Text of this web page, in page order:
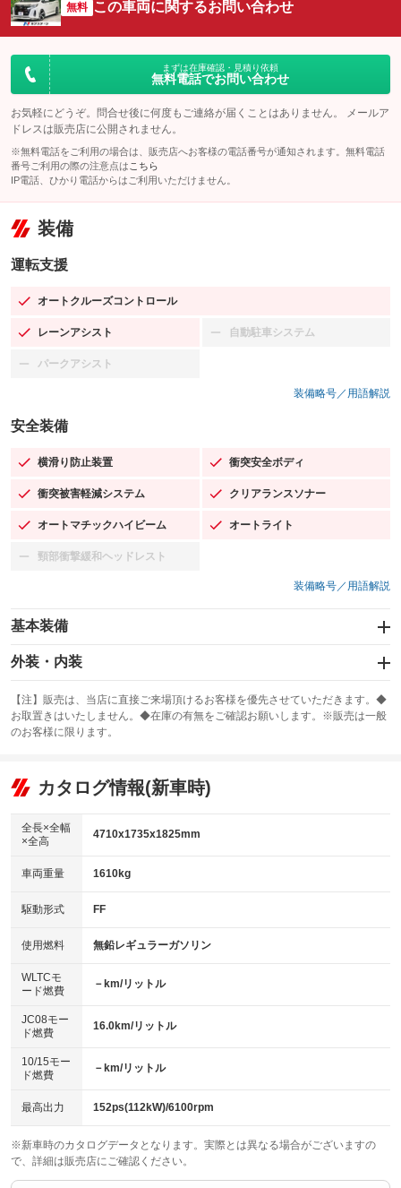
無料 この車両に関するお問い合わせ
まずは在庫確認・見積り依頼
無料電話でお問い合わせ
お気軽にどうぞ。問合せ後に何度もご連絡が届くことはありません。 メールア
ドレスは販売店に公開されません。
※無料電話をご利用の場合は、販売店へお客様の電話番号が通知されます。無料電話
番号ご利用の際の注意点は こちら
IP電話、ひかり電話からはご利用いただけません。
装備
運転支援
オートクルーズコントロール
：装備あり
レーンアシスト
：装備あり 自動駐車システム
：装備なし
パークアシスト
：装備なし
装備略号／用語解説
安全装備
横滑り防止装置
：装備あり 衝突安全ボディ
：装備あり
衝突被害軽減システム
：装備あり クリアランスソナー
：装備あり
オートマチックハイビーム
：装備あり オートライト
：装備あり
頸部衝撃緩和ヘッドレスト
：装備なし
装備略号／用語解説
基本装備
エアバッグ：運転席/助手席
：装備あり
：装備あり
サンルーフ
：装備なし ABS
リフトアップ
：装備なし
：装備なし
パワーウィンドウ
アイドリングストップ
：装備あり
USB入力端子
：装備なし
100V電源
：装備なし
センターデフロック
：装備なし
電動格納ミラー
：装備あり
外装・内装
カーナビ：SDナビ
：装備あり
TV：フルセグ
：装備あり
ビジュアル：-／DVD再生
：装備あり
：装備あり
革シート
キーレス
HID(キセノンライト)
：装備なし
バックカメラ
：装備あり
エアロ
：装備あり
：装備なし
パワーシート
ベンチシート
：装備なし
チップアップシート
：装備なし
：装備なし ：装備あり
ウォークスルー
：装備なし
【注】販売は、当店に直接ご来場頂けるお客様を優先させていただきます。◆
お取置きはいたしません。◆在庫の有無をご確認お願いします。※販売は一般
のお客様に限ります。
カタログ情報(新車時)
全長×全幅
×全高
4710x1735x1825mm
車両重量 1610kg
駆動形式 FF
使用燃料 無鉛レギュラーガソリン
WLTCモ
ード燃費
－km/リットル
JC08モー
ド燃費
16.0km/リットル
10/15モー
ド燃費
－km/リットル
最高出力 152ps(112kW)/6100rpm
※新車時のカタログデータとなります。実際とは異なる場合がございますの
で、詳細は販売店にご確認ください。